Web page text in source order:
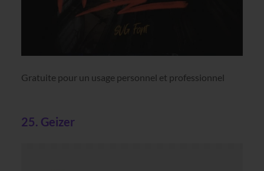
Gratuite pour un usage personnel et professionnel
25. Geizer